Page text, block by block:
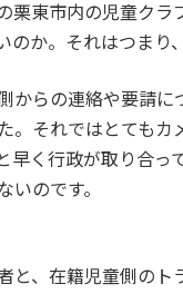
東市内の児童クラ
か。それはつまり
らの連絡や要請に
。それではとても
早く行政が取り合
のです。
、在籍児童側のト